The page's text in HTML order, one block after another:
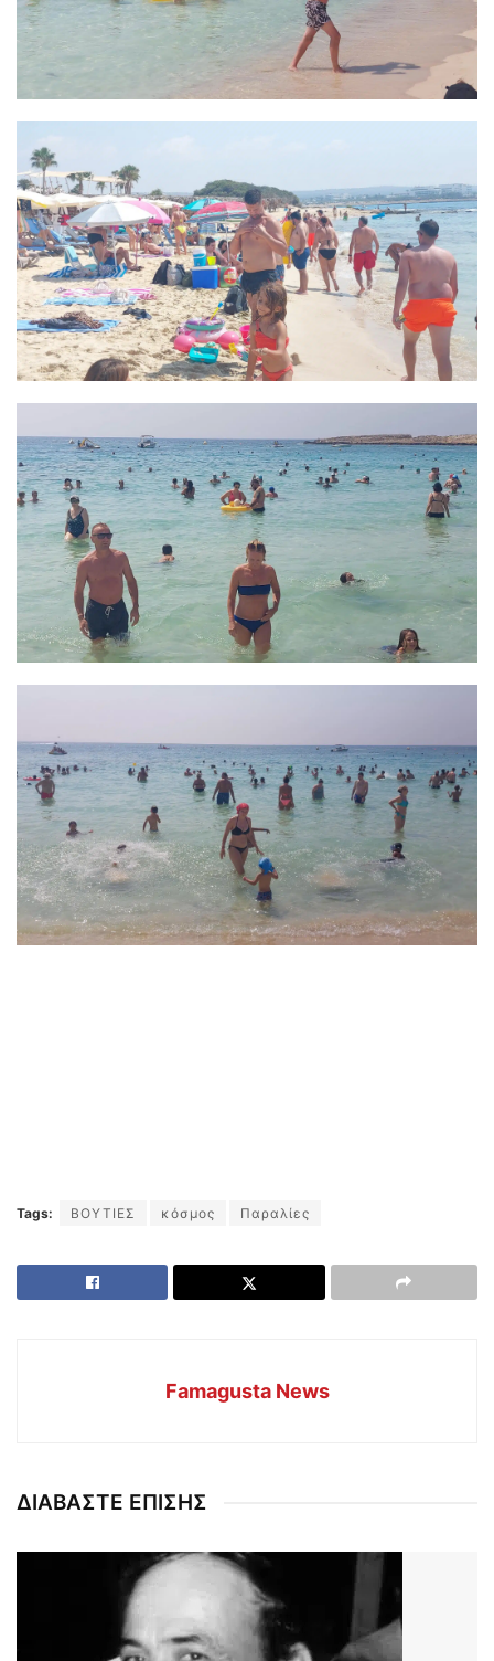
Tags: ΒΟΥΤΙΕΣ κόσμος Παραλίες
Famagusta News
ΔΙΑΒΑΣΤΕ ΕΠΙΣΗΣ